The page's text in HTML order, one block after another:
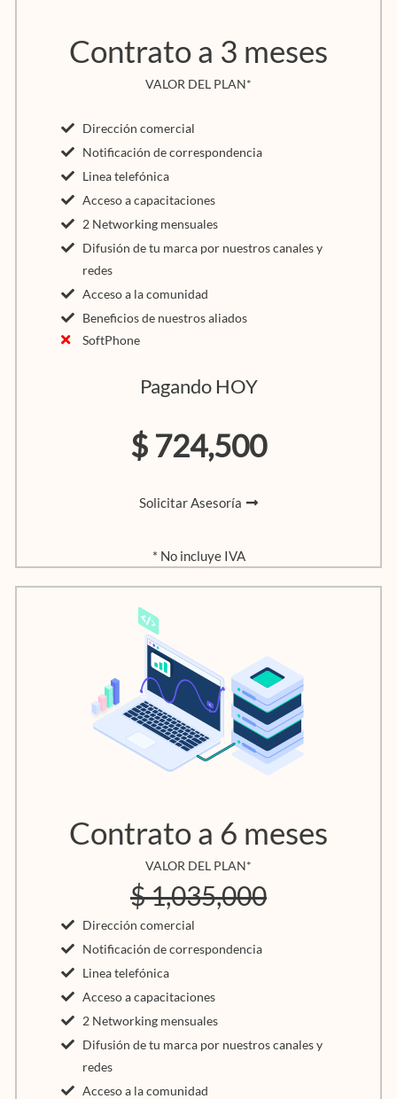
Contrato a 3 meses
VALOR DEL PLAN*
Dirección comercial
Notificación de correspondencia
Linea telefónica
Acceso a capacitaciones
2 Networking mensuales
Difusión de tu marca por nuestros canales y
redes
Acceso a la comunidad
Beneficios de nuestros aliados
SoftPhone
Pagando HOY
$ 724,500
Solicitar Asesoría
* No incluye IVA
Contrato a 6 meses
VALOR DEL PLAN*
$ 1,035,000
Dirección comercial
Notificación de correspondencia
Linea telefónica
Acceso a capacitaciones
2 Networking mensuales
Difusión de tu marca por nuestros canales y
redes
Acceso a la comunidad